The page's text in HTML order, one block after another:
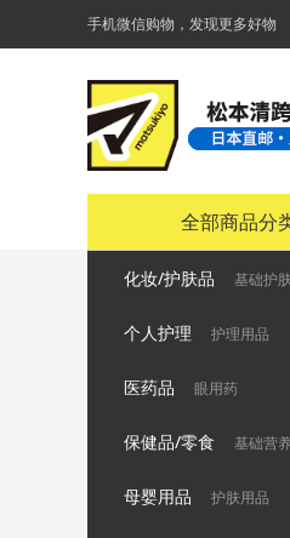
手机微信购物，发现更多好物
全部商品分
化妆/护肤品 基础护
个人护理 护理用品
医药品 眼用药
保健品/零食 基础营
母婴用品 护肤用品